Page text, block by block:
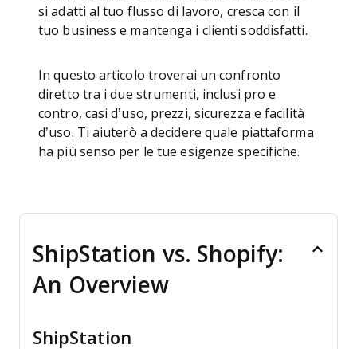
si adatti al tuo flusso di lavoro, cresca con il
tuo business e mantenga i clienti soddisfatti.
In questo articolo troverai un confronto
diretto tra i due strumenti, inclusi pro e
contro, casi d’uso, prezzi, sicurezza e facilità
d’uso. Ti aiuterò a decidere quale piattaforma
ha più senso per le tue esigenze specifiche.
ShipStation vs. Shopify:
An Overview
ShipStation